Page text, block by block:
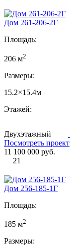
Дом 261-206-2Г
Площадь:
206 м2
Размеры:
15.2×15.4м
Этажей:
Двухэтажный
Посмотреть проект
11 100 000 руб.
21
Дом 256-185-1Г
Площадь:
185 м2
Размеры: